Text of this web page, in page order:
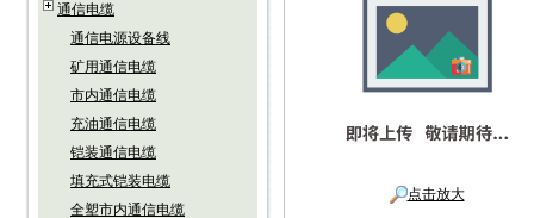
通信电缆
通信电源设备线
矿用通信电缆
市内通信电缆
充油通信电缆
铠装通信电缆
填充式铠装电缆
全塑市内通信电缆
点击放大